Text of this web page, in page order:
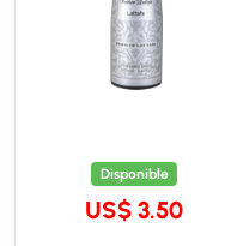
Disponible
US$ 3.50